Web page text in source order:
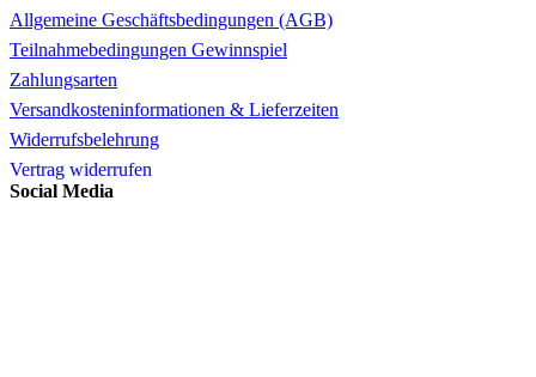
Allgemeine Geschäftsbedingungen (AGB)
Teilnahmebedingungen Gewinnspiel
Zahlungsarten
Versandkosteninformationen & Lieferzeiten
Widerrufsbelehrung
Vertrag widerrufen
Social Media